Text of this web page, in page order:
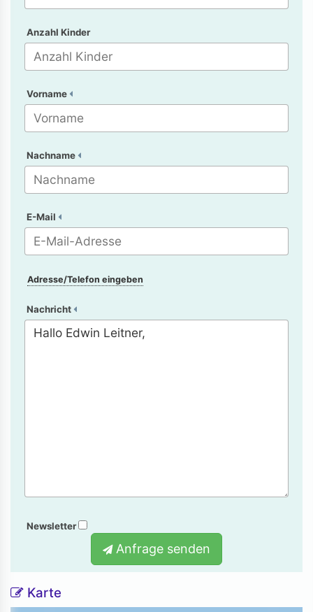
Anzahl Kinder
Vorname
Nachname
E-Mail
Adresse/Telefon eingeben
Nachricht
Newsletter
Anfrage senden
Karte